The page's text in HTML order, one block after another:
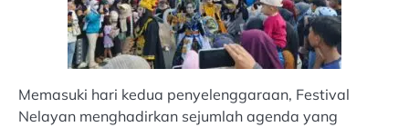
Memasuki hari kedua penyelenggaraan, Festival
Nelayan menghadirkan sejumlah agenda yang